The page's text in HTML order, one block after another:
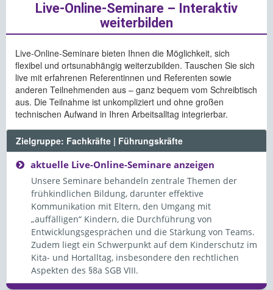
Live-Online-Seminare – Interaktiv
weiterbilden
Live-Online-Seminare bieten Ihnen die Möglichkeit, sich
flexibel und ortsunabhängig weiterzubilden. Tauschen Sie sich
live mit erfahrenen Referentinnen und Referenten sowie
anderen Teilnehmenden aus – ganz bequem vom Schreibtisch
aus. Die Teilnahme ist unkompliziert und ohne großen
technischen Aufwand in Ihren Arbeitsalltag integrierbar.
Zielgruppe: Fachkräfte | Führungskräfte
aktuelle Live-Online-Seminare anzeigen
Unsere Seminare behandeln zentrale Themen der
frühkindlichen Bildung, darunter effektive
Kommunikation mit Eltern, den Umgang mit
„auffälligen“ Kindern, die Durchführung von
Entwicklungsgesprächen und die Stärkung von Teams.
Zudem liegt ein Schwerpunkt auf dem Kinderschutz im
Kita- und Hortalltag, insbesondere den rechtlichen
Aspekten des §8a SGB VIII.